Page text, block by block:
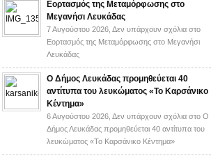
Εορτασμός της Μεταμόρφωσης στο
Μεγανήσι Λευκάδας
7 Αυγούστου 2026, Δεν υπάρχουν σχόλια στο
Εορτασμός της Μεταμόρφωσης στο Μεγανήσι
Λευκάδας
Ο Δήμος Λευκάδας προμηθεύεται 40
αντίτυπα του λευκώματος «Το Καρσάνικο
Κέντημα»
6 Αυγούστου 2026, Δεν υπάρχουν σχόλια στο Ο
Δήμος Λευκάδας προμηθεύεται 40 αντίτυπα του
λευκώματος «Το Καρσάνικο Κέντημα»